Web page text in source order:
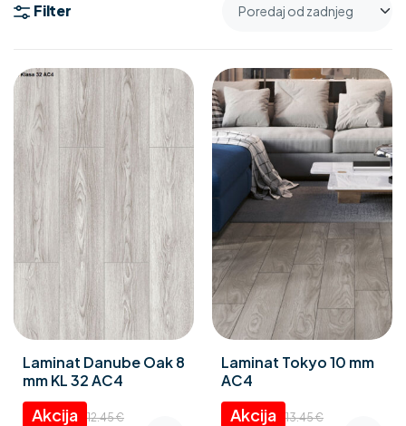
Filter
Laminat Danube Oak 8
mm KL 32 AC4
12.45€
Laminat Tokyo 10 mm
AC4
13.45€